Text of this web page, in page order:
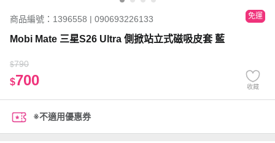
商品編號：1396558 | 090693226133 免運
Mobi Mate 三星S26 Ultra 側掀站立式磁吸皮套 藍
$790
$700 收藏
※不適用優惠券